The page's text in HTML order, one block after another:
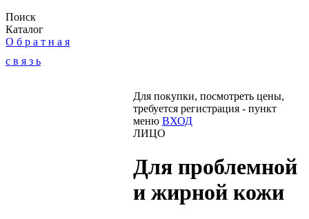
Поиск
Каталог
О б р а т н а я
с в я з ь
Для покупки, посмотреть цены,
требуется регистрация - пункт
меню ВХОД
ЛИЦО
Для проблемной
и жирной кожи